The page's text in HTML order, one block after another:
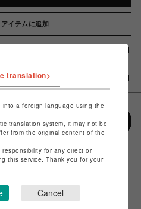
イテムに追加
translation>
into a foreign language using the
translation system, it may not be
from the original content of the
for any direct or
this service. Thank you for your
Cancel